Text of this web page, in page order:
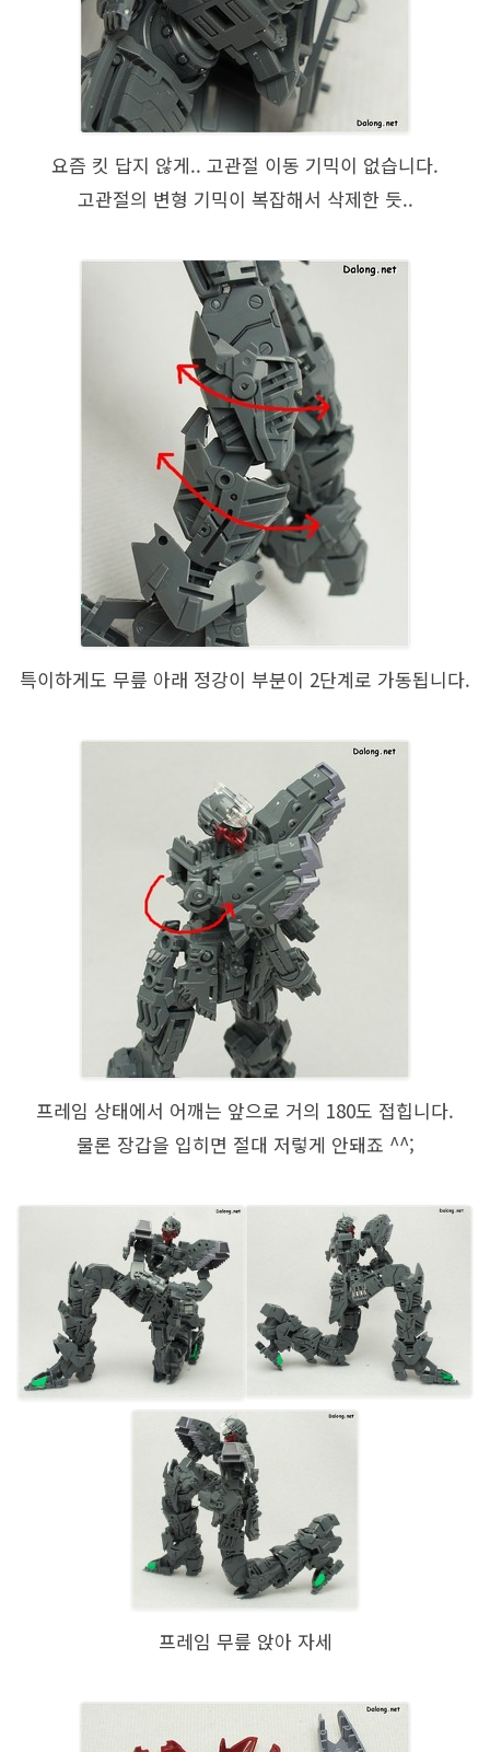
요즘 킷 답지 않게.. 고관절 이동 기믹이 없습니다.
고관절의 변형 기믹이 복잡해서 삭제한 듯..
특이하게도 무릎 아래 정강이 부분이 2단계로 가동됩니다.
프레임 상태에서 어깨는 앞으로 거의 180도 접힙니다.
물론 장갑을 입히면 절대 저렇게 안돼죠 ^^;
프레임 무릎 앉아 자세